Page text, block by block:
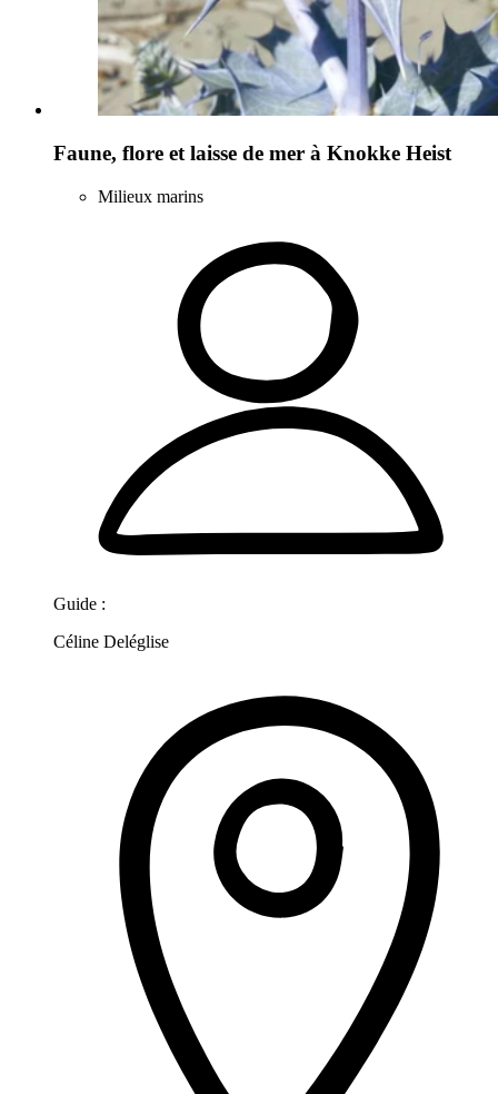
Faune, flore et laisse de mer à Knokke Heist
Milieux marins
Guide :
Céline Deléglise